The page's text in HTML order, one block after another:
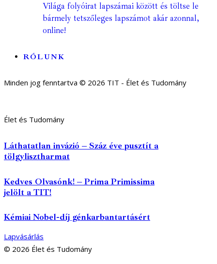
Világa folyóirat lapszámai között és töltse le
bármely tetszőleges lapszámot akár azonnal,
online!
RÓLUNK
Minden jog fenntartva © 2026 TIT - Élet és Tudomány
Élet és Tudomány
Láthatatlan invázió – Száz éve pusztít a
tölgylisztharmat
Kedves Olvasónk! – Prima Primissima
jelölt a TIT!
Kémiai Nobel-díj génkarbantartásért
Lapvásárlás
© 2026 Élet és Tudomány